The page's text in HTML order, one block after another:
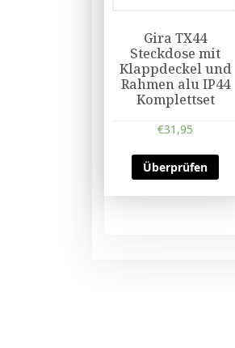
Gira TX44
Steckdose mit
Klappdeckel und
Rahmen alu IP44
Komplettset
€31,95
Überprüfen